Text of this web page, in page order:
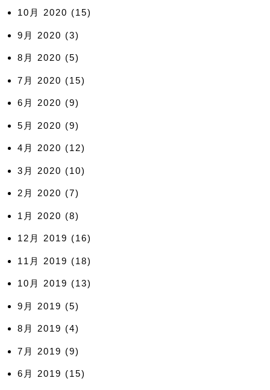
10月 2020 (15)
9月 2020 (3)
8月 2020 (5)
7月 2020 (15)
6月 2020 (9)
5月 2020 (9)
4月 2020 (12)
3月 2020 (10)
2月 2020 (7)
1月 2020 (8)
12月 2019 (16)
11月 2019 (18)
10月 2019 (13)
9月 2019 (5)
8月 2019 (4)
7月 2019 (9)
6月 2019 (15)